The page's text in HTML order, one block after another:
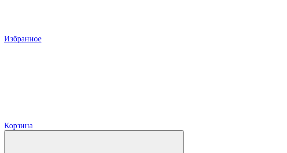
Избранное
Корзина